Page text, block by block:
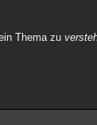
Thema zu